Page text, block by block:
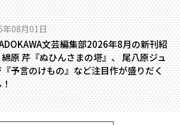
年08月01日
文芸編集部2026年8月の新刊紹
原 芹『ぬひんさまの塔』、 尾八原ジュ
予言のけもの』など注目作が盛りだく